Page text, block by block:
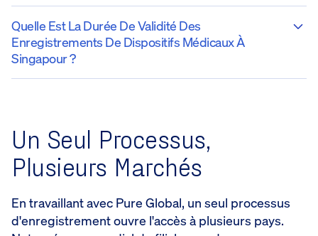
Quelle Est La Durée De Validité Des
Enregistrements De Dispositifs Médicaux À
Singapour ?
Un Seul Processus,
Plusieurs Marchés
En travaillant avec Pure Global, un seul processus
d'enregistrement ouvre l'accès à plusieurs pays.